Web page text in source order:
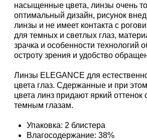
насыщенные цвета, линзы очень
оптимальный дизайн, рисунок
линзы и не имеет контакта с
для темных и светлых глаз,
зрачка и особенности технологий
остроту зрения и удобство
Линзы ELEGANCE для
цвета глаз. Сдержанные и при
цвета линз придают яркий оттенок
темным глазам.
Упаковка: 2 блистера
Влагосодержание: 38%